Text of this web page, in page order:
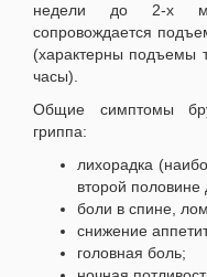
недели до 2-х
сопровождается
(характерны подъемы
часы).
Общие симптомы
гриппа:
лихорадка
второй половине
боли в спине,
снижение
головная боль;